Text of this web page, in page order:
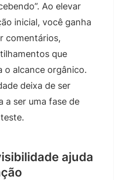
Ao elevar
inicial, você ganha
comentários,
que
o alcance orgânico.
deixa de ser
a ser uma fase de
ajuda